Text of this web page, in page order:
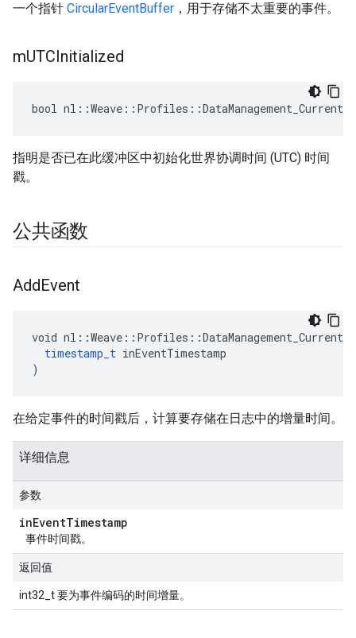
一个指针 CircularEventBuffer ，用于存储不太重要的事件。
mUTCInitialized
bool
指明是否已在此缓冲区中初始化世界协调时间 (UTC) 时间
戳。
公共函数
AddEvent
void
timestamp_t inEventTimestamp
)
在给定事件的时间戳后，计算要存储在日志中的增量时间。
详细信息
参数
inEventTimestamp
事件时间戳。
返回值
int32_t 要为事件编码的时间增量。